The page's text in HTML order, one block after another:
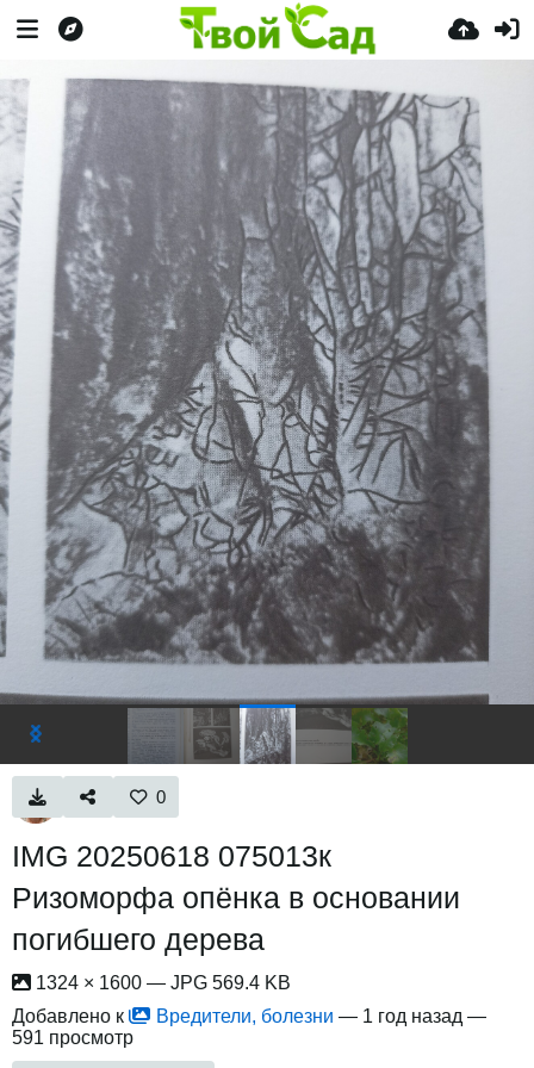
0
IMG 20250618 075013к
Ризоморфа опёнка в основании
погибшего дерева
1324 × 1600 — JPG 569.4 KB
Добавлено к
Вредители, болезни — 1 год назад —
591 просмотр